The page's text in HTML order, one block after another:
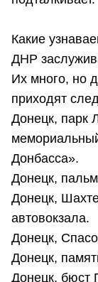
Какие
ДНР
Их много, но
приходят
Донецк, парк
Донбасса».
Донецк,
Донецк,
автовокзала.
Донецк,
Донецк,
Донецк, бюст